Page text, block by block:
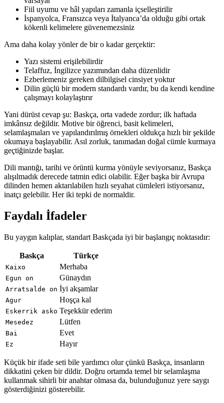
Fiil uyumu ve hâl yapıları zamanla içselleştirilir
İspanyolca, Fransızca veya İtalyanca’da olduğu gibi ortak
kökenli kelimelere güvenemezsiniz
Ama daha kolay yönler de bir o kadar gerçektir:
Yazı sistemi erişilebilirdir
Telaffuz, İngilizce yazımından daha düzenlidir
Ezberlemeniz gereken dilbilgisel cinsiyet yoktur
Dilin güçlü bir modern standardı vardır, bu da kendi kendine
çalışmayı kolaylaştırır
Yani dürüst cevap şu: Baskça, orta vadede zordur; ilk haftada
imkânsız değildir. Motive bir öğrenci, basit kelimeleri,
selamlaşmaları ve yapılandırılmış örnekleri oldukça hızlı bir şekilde
okumaya başlayabilir. Asıl zorluk, tanımadan doğal cümle kurmaya
geçtiğinizde başlar.
Dili mantığı, tarihi ve örüntü kurma yönüyle seviyorsanız, Baskça
alışılmadık derecede tatmin edici olabilir. Eğer başka bir Avrupa
dilinden hemen aktarılabilen hızlı seyahat cümleleri istiyorsanız,
inatçı gelebilir. Her iki tepki de normaldir.
Faydalı İfadeler
Bu yaygın kalıplar, standart Baskçada iyi bir başlangıç noktasıdır:
Baskça Türkçe
Kaixo Merhaba
Egun on Günaydın
Arratsalde on İyi akşamlar
Agur Hoşça kal
Eskerrik asko Teşekkür ederim
Mesedez Lütfen
Bai Evet
Ez Hayır
Küçük bir ifade seti bile yardımcı olur çünkü Baskça, insanların
dikkatini çeken bir dildir. Doğru ortamda temel bir selamlaşma
kullanmak sihirli bir anahtar olmasa da, bulunduğunuz yere saygı
gösterdiğinizi gösterebilir.